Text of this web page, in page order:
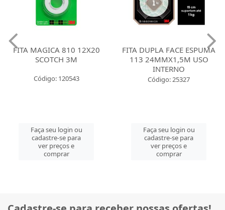
FITA MAGICA 810 12X20
SCOTCH 3M
Código: 120543
Faça seu login ou
cadastre-se para
ver preços e
comprar
FITA DUPLA FACE ESPUMA
113 24MMX1,5M USO
INTERNO
Código: 25327
Faça seu login ou
cadastre-se para
ver preços e
comprar